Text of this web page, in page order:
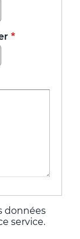
données
service.